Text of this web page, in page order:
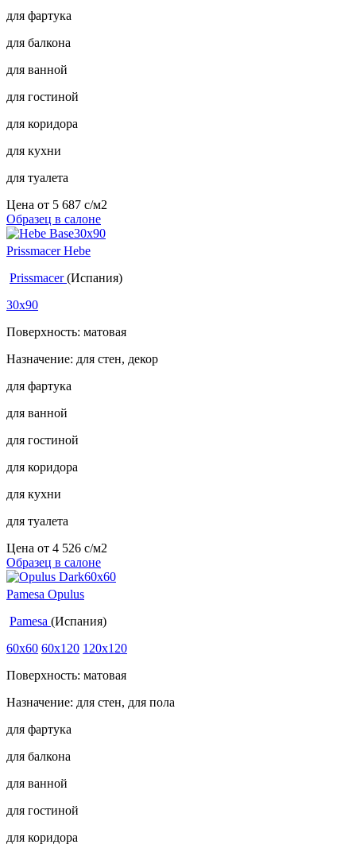
для фартука
для балкона
для ванной
для гостиной
для коридора
для кухни
для туалета
Цена от 5 687 c/м2
Образец в салоне
Prissmacer Hebe
Prissmacer(Испания)
30x90
Поверхность: матовая
Назначение: для стен, декор
для фартука
для ванной
для гостиной
для коридора
для кухни
для туалета
Цена от 4 526 c/м2
Образец в салоне
Pamesa Opulus
Pamesa (Испания)
60x60 60x120 120x120
Поверхность: матовая
Назначение: для стен, для пола
для фартука
для балкона
для ванной
для гостиной
для коридора